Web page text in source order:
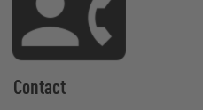
Contact